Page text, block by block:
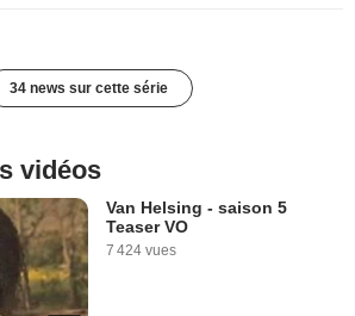
34 news sur cette série
vidéos
Van Helsing - saison 5
Teaser VO
7 424 vues